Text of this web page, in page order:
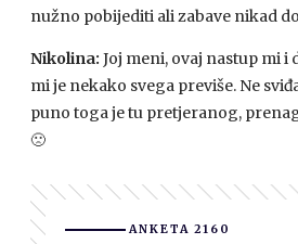
nužno pobijediti ali zabave nikad
Nikolina: Joj meni, ovaj nastup mi i
mi je nekako svega previše. Ne
puno toga je tu pretjeranog,
🙁
ANKETA 2160